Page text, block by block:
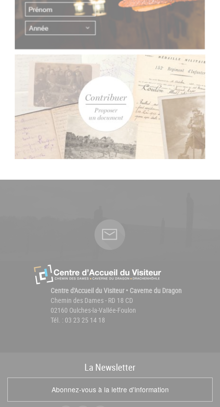
Centre d'Accueil du Visiteur • Caverne du Dragon
Chemin des Dames - RD 18 CD
02160 Oulches-la-Vallée-Foulon
Tél. : 03 23 25 14 18
La Newsletter
Abonnez-vous à la lettre d'information